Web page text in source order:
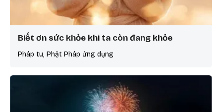
Biết ơn sức khỏe khi ta còn đang khỏe
Pháp tu, Phật Pháp ứng dụng